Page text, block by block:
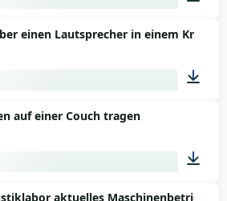
00:22
einen Lautsprecher in einem
auf einer Couch tragen
aktuelles